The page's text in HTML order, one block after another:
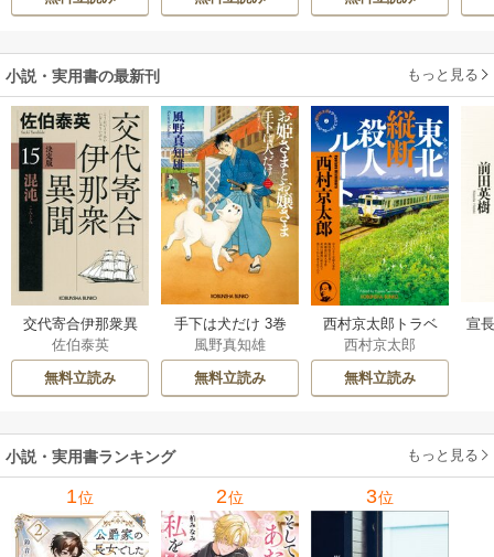
伝～
小説・実用書の最新刊 もっと見る
交代寄合伊那衆異
聞 15巻
佐伯泰英
無料立読み
手下は犬だけ 3巻
風野真知雄
無料立読み
西村京太郎トラベ
ルミステリー・セ
レクション 2巻
西村京太郎
無料立読み
宣
小説・実用書ランキング もっと見る
1位 2位 3位